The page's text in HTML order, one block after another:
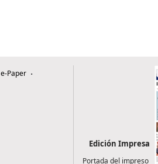
e-Paper
Edición Impresa
Portada del impreso